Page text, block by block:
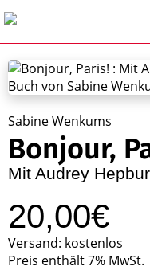
Sabine Wenkums
Bonjour,
Mit Audrey
20,00€
Versand: kostenlos
Preis enthält 7% MwSt.